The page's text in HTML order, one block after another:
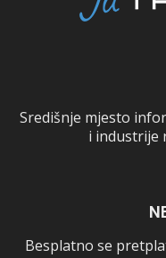
Središnje mjesto
i industrije
Besplatno se